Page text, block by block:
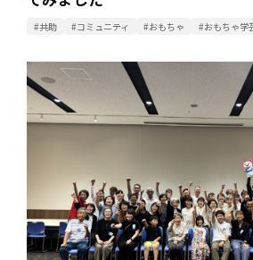
#共助 #コミュニティ #おもちゃ #おもちゃ学